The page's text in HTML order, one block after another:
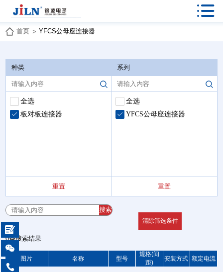

首页 > YFCS公母座连接器
种类
全选
板对板连接器
重置
系列
全选
YFCS公母座连接器
重置
搜索
清除筛选条件
0条搜索结果
图片 名称 型号
规格(间
距)
安装方式 额定电流


